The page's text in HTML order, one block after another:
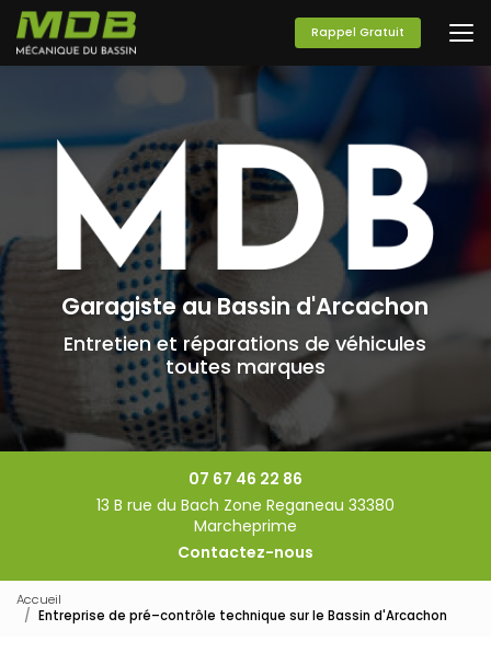
Aller
au
contenu
principal
Rappel Gratuit
Garagiste au Bassin d'Arcachon
Entretien et réparations de véhicules
toutes marques
07 67 46 22 86
13 B rue du Bach Zone Reganeau 33380
Marcheprime
Contactez-nous
Accueil
Entreprise de pré–contrôle technique sur le Bassin d'Arcachon